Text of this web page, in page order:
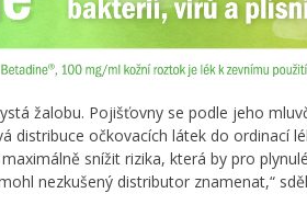
žalobu. Pojišťovny se podle jeho
distribuce očkovacích látek do ordinací
snížit rizika, která by pro
nezkušený distributor znamenat,“